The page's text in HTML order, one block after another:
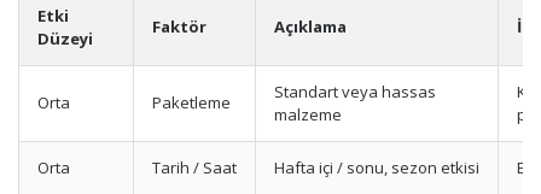
Etki
Düzeyi
Faktör Açıklama
Orta Paketleme
Standart veya hassas
malzeme
Orta Tarih / Saat Hafta içi / sonu, sezon etkisi